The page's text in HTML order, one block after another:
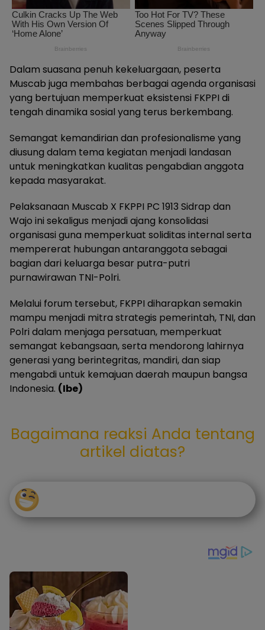
Dalam suasana penuh kekeluargaan, peserta
Muscab juga membahas berbagai agenda organisasi
yang bertujuan memperkuat eksistensi FKPPI di
tengah dinamika sosial yang terus berkembang.
Semangat kemandirian dan profesionalisme yang
diusung dalam tema kegiatan menjadi landasan
untuk meningkatkan kualitas pengabdian anggota
kepada masyarakat.
Pelaksanaan Muscab X FKPPI PC 1913 Sidrap dan
Wajo ini sekaligus menjadi ajang konsolidasi
organisasi guna memperkuat soliditas internal serta
mempererat hubungan antaranggota sebagai
bagian dari keluarga besar putra-putri
purnawirawan TNI-Polri.
Melalui forum tersebut, FKPPI diharapkan semakin
mampu menjadi mitra strategis pemerintah, TNI, dan
Polri dalam menjaga persatuan, memperkuat
semangat kebangsaan, serta mendorong lahirnya
generasi yang berintegritas, mandiri, dan siap
mengabdi untuk kemajuan daerah maupun bangsa
Indonesia. (Ibe)
Bagaimana reaksi Anda tentang
artikel diatas?